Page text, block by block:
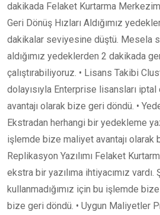
dakikada Felaket Kurtarma
Geri Dönüş Hızları Aldığımız
dakikalar seviyesine düştü. Mesela
aldığımız yedeklerden 2 dakikada
çalıştırabiliyoruz. • Lisans Takibi
dolayısıyla Enterprise lisansları
avantajı olarak bize geri döndü. •
Ekstradan herhangi bir yedekleme
işlemde bize maliyet avantajı olarak
Replikasyon Yazılımı Felaket
ekstra bir yazılıma ihtiyacımız
kullanmadığımız için bu işlemde
bize geri döndü. • Uygun Maliyetler